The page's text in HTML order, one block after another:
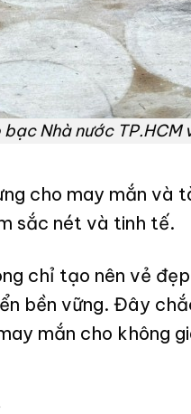
Nhà nước
cho may mắn và
sắc nét và tinh tế.
chỉ tạo nên vẻ
bền vững. Đây
mắn cho không